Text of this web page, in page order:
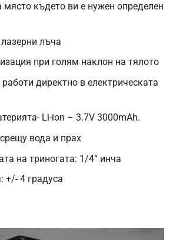
място където ви е нужен определен
лъча
при голям наклон на тялото
директно в електрическата
Li-ion – 3.7V 3000mAh.
вода и прах
на триногата: 1/4“ инча
+/- 4 градуса